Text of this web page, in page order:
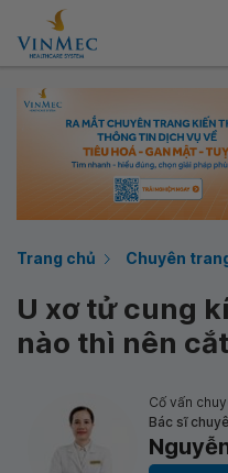
Trang chủ Chuyên
U xơ tử cung
nào thì nên
Cố vấn
Bác sĩ